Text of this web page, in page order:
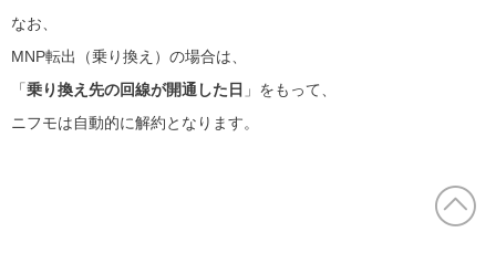
なお、
MNP転出（乗り換え）の場合は、
「乗り換え先の回線が開通した日 」をもって、
ニフモは自動的に解約となります。